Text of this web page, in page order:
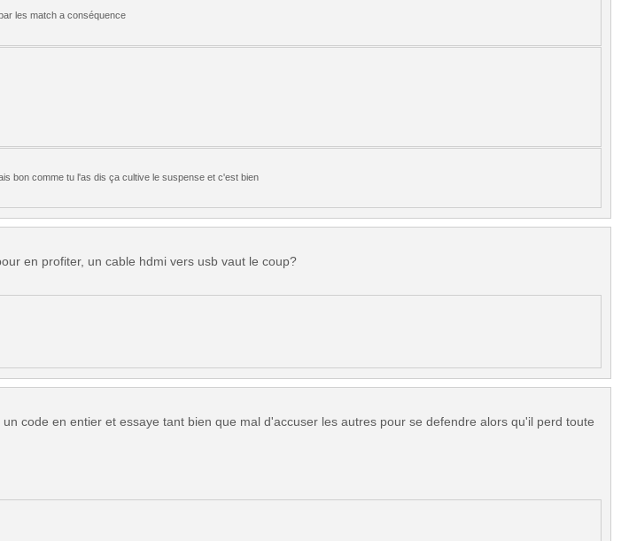
les match a conséquence
bon comme tu l'as dis ça cultive le suspense et c'est bien
en profiter, un cable hdmi vers usb vaut le coup?
code en entier et essaye tant bien que mal d'accuser les autres pour se defendre alors qu'il perd toute